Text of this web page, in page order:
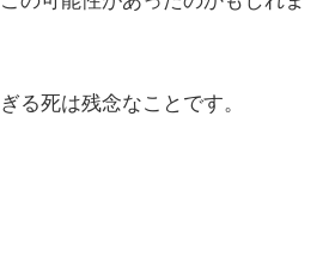
る死は残念なことです。